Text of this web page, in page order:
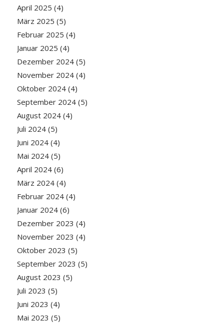
April 2025 (4)
März 2025 (5)
Februar 2025 (4)
Januar 2025 (4)
Dezember 2024(5)
November 2024(4)
Oktober 2024(4)
September 2024(5)
August 2024(4)
Juli 2024(5)
Juni 2024(4)
Mai 2024(5)
April 2024(6)
März 2024(4)
Februar 2024(4)
Januar 2024(6)
Dezember 2023 (4)
November 2023 (4)
Oktober 2023 (5)
September 2023 (5)
August 2023 (5)
Juli 2023 (5)
Juni 2023 (4)
Mai 2023 (5)